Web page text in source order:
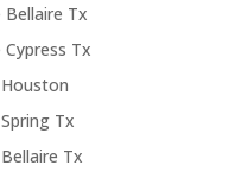
Tx
Tx
Tx
Tx